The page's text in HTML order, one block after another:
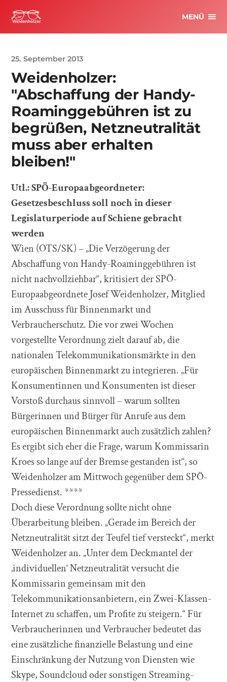
MENÜ
25. September 2013
Weidenholzer:
"Abschaffung der Handy-
Roaminggebühren ist zu
begrüßen, Netzneutralität
muss aber erhalten
bleiben!"
Utl.: SPÖ-Europaabgeordneter:
Gesetzesbeschluss soll noch in dieser
Legislaturperiode auf Schiene gebracht
werden
Wien (OTS/SK) – „Die Verzögerung der
Abschaffung von Handy-Roaminggebühren ist
nicht nachvollziehbar“, kritisiert der SPÖ-
Europaabgeordnete Josef Weidenholzer, Mitglied
im Ausschuss für Binnenmarkt und
Verbraucherschutz. Die vor zwei Wochen
vorgestellte Verordnung zielt darauf ab, die
nationalen Telekommunikationsmärkte in den
europäischen Binnenmarkt zu integrieren. „Für
Konsumentinnen und Konsumenten ist dieser
Vorstoß durchaus sinnvoll – warum sollten
Bürgerinnen und Bürger für Anrufe aus dem
europäischen Binnenmarkt auch zusätzlich zahlen?
Es ergibt sich eher die Frage, warum Kommissarin
Kroes so lange auf der Bremse gestanden ist“, so
Weidenholzer am Mittwoch gegenüber dem SPÖ-
Pressedienst. ****
Doch diese Verordnung sollte nicht ohne
Überarbeitung bleiben. „Gerade im Bereich der
Netzneutralität sitzt der Teufel tief versteckt“, merkt
Weidenholzer an. „Unter dem Deckmantel der
‚individuellen‘ Netzneutralität versucht die
Kommissarin gemeinsam mit den
Telekommunikationsanbietern, ein Zwei-Klassen-
Internet zu schaffen, um Profite zu steigern.“ Für
Verbraucherinnen und Verbraucher bedeutet das
eine zusätzliche finanzielle Belastung und eine
Einschränkung der Nutzung von Diensten wie
Skype, Soundcloud oder sonstigen Streaming-